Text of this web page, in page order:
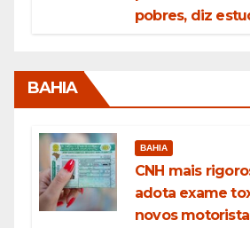
pobres, diz
BAHIA
BAHIA
CNH mais
adota exame
novos